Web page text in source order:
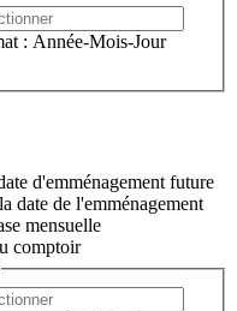
: Année-Mois-Jour
d'emménagement future
date de l'emménagement
mensuelle
comptoir